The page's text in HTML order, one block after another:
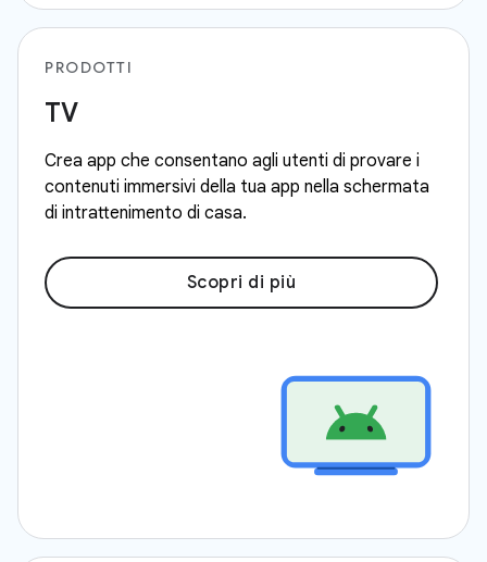
PRODOTTI
TV
Crea app che consentano agli utenti di provare i
contenuti immersivi della tua app nella schermata
di intrattenimento di casa.
Scopri di più